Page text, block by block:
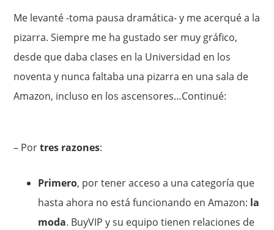
Me levanté -toma pausa dramática- y me acerqué a la
pizarra. Siempre me ha gustado ser muy gráfico,
desde que daba clases en la Universidad en los
noventa y nunca faltaba una pizarra en una sala de
Amazon, incluso en los ascensores…Continué:
– Portres razones:
Primero, por tener acceso a una categoría que
hasta ahora no está funcionando en Amazon: la
moda. BuyVIP y su equipo tienen relaciones de